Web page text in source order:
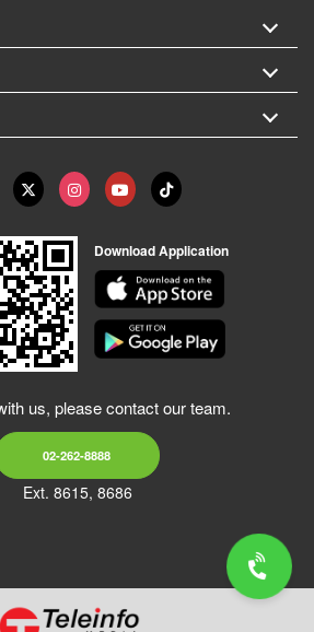
Download Application
us, please contact our team.
02-262-8888
Ext. 8615, 8686